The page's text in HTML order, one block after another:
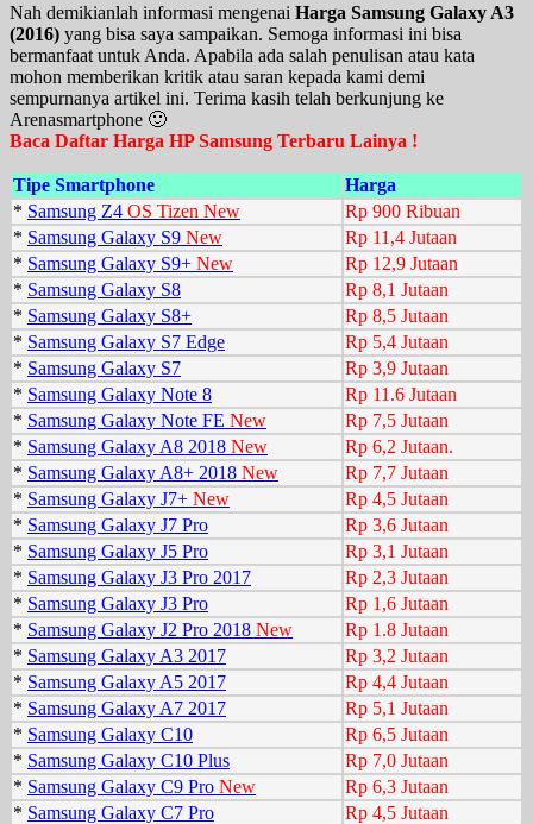
Nah demikianlah informasi mengenai Harga Samsung Galaxy A3
(2016) yang bisa saya sampaikan. Semoga informasi ini bisa
bermanfaat untuk Anda. Apabila ada salah penulisan atau kata
mohon memberikan kritik atau saran kepada kami demi
sempurnanya artikel ini. Terima kasih telah berkunjung ke
Arenasmartphone 🙂
Baca Daftar Harga HP Samsung Terbaru Lainya !
Tipe Smartphone
Harga
* Samsung Z4 OS Tizen New
Rp 900 Ribuan
* Samsung Galaxy S9 New
Rp 11,4 Jutaan
* Samsung Galaxy S9+ New
Rp 12,9 Jutaan
* Samsung Galaxy S8
Rp 8,1 Jutaan
* Samsung Galaxy S8+
Rp 8,5 Jutaan
* Samsung Galaxy S7 Edge
Rp 5,4 Jutaan
* Samsung Galaxy S7
Rp 3,9 Jutaan
* Samsung Galaxy Note 8
Rp 11.6 Jutaan
* Samsung Galaxy Note FE New
Rp 7,5 Jutaan
* Samsung Galaxy A8 2018 New
Rp 6,2 Jutaan.
* Samsung Galaxy A8+ 2018 New
Rp 7,7 Jutaan
* Samsung Galaxy J7+ New
Rp 4,5 Jutaan
* Samsung Galaxy J7 Pro
Rp 3,6 Jutaan
* Samsung Galaxy J5 Pro
Rp 3,1 Jutaan
* Samsung Galaxy J3 Pro 2017
Rp 2,3 Jutaan
* Samsung Galaxy J3 Pro
Rp 1,6 Jutaan
* Samsung Galaxy J2 Pro 2018 New
Rp 1.8 Jutaan
* Samsung Galaxy A3 2017
Rp 3,2 Jutaan
* Samsung Galaxy A5 2017
Rp 4,4 Jutaan
* Samsung Galaxy A7 2017
Rp 5,1 Jutaan
* Samsung Galaxy C10
Rp 6,5 Jutaan
* Samsung Galaxy C10 Plus
Rp 7,0 Jutaan
* Samsung Galaxy C9 Pro New
Rp 6,3 Jutaan
* Samsung Galaxy C7 Pro
Rp 4,5 Jutaan